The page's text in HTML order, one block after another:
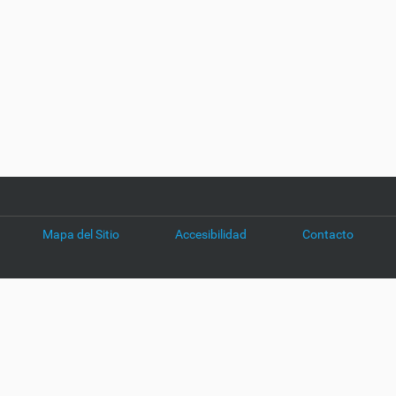
Mapa del Sitio Accesibilidad Contacto